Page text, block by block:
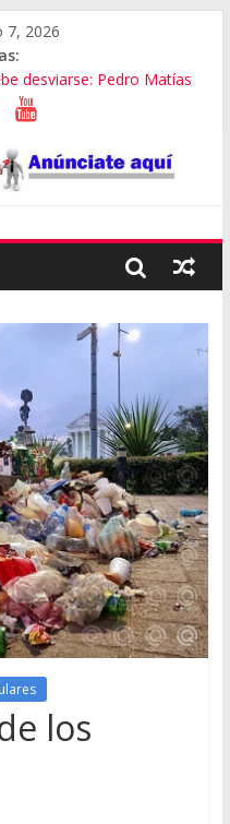
7, 2026
desviarse: Pedro Matías
en crimen de Alejandro
de Oaxaca despojaría
los